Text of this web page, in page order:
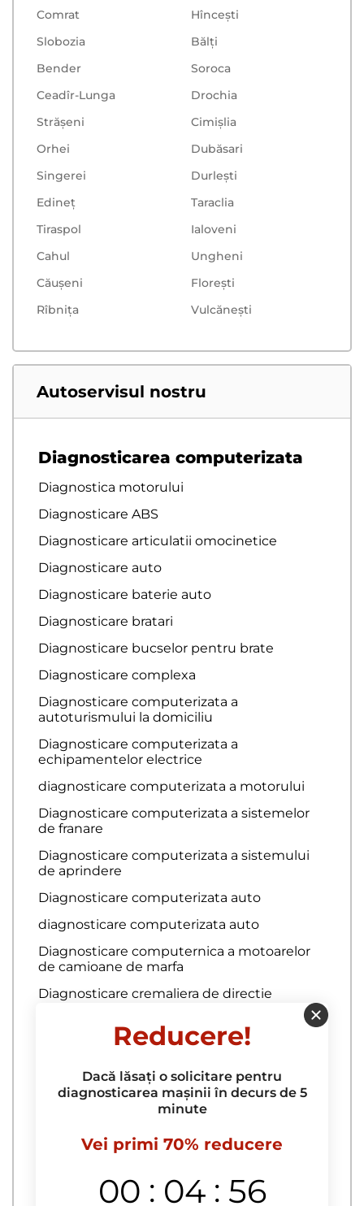
Comrat
Hînceşti
Slobozia
Bălţi
Bender
Soroca
Ceadîr-Lunga
Drochia
Strășeni
Cimișlia
Orhei
Dubăsari
Singerei
Durlești
Edineț
Taraclia
Tiraspol
Ialoveni
Cahul
Ungheni
Căușeni
Floreşti
Rîbnița
Vulcăneşti
Autoservisul nostru
Diagnosticarea computerizata
Diagnostica motorului
Diagnosticare ABS
Diagnosticare articulatii omocinetice
Diagnosticare auto
Diagnosticare baterie auto
Diagnosticare bratari
Diagnosticare bucselor pentru brate
Diagnosticare complexa
Diagnosticare computerizata a
autoturismului la domiciliu
Diagnosticare computerizata a
echipamentelor electrice
diagnosticare computerizata a motorului
Diagnosticare computerizata a sistemelor
de franare
Diagnosticare computerizata a sistemului
de aprindere
Diagnosticare computerizata auto
diagnosticare computerizata auto
Diagnosticare computernica a motoarelor
de camioane de marfa
Diagnosticare cremaliera de directie
Diagnosticare ECU
Diagnosticare electrica
Repararea caroseriei
Acoperire auto cu sticla lichida
Acoperire capota cu peliculă
Reducere!
Dacă lăsați o solicitare pentru
diagnosticarea mașinii în decurs de 5
minute
Vei primi 70% reducere
00 : 04 : 55